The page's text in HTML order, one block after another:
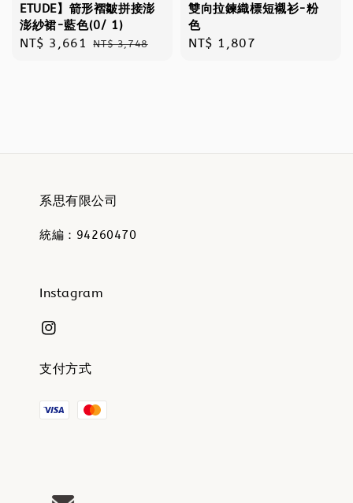
ETUDE】箭形褶皺拼接澎
澎紗裙-藍色(0/ 1)
Sale
NT$ 3,661
Regular
NT$ 3,748
雙向拉鍊織標短襯衫-粉
色
Regular
NT$ 1,807
系思有限公司
統編：94260470
Instagram
支付方式